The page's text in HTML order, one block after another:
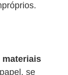
se